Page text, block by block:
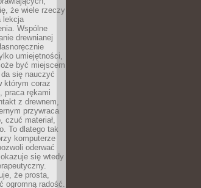
że wiele rzeczy
lekcja
Wspólne
drewnianej
umiejętności,
być miejscem
się nauczyć
którym coraz
praca rękami
z drewnem,
przywraca
czuć materiał,
To dlatego tak
komputerze
oderwać
się wtedy
że prosta,
ogromną radość.